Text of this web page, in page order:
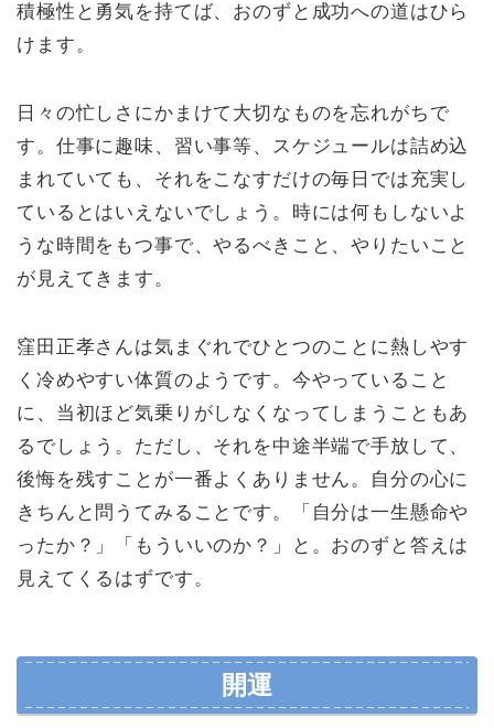
積極性と勇気を持てば、おのずと成功への道はひら
けます。
日々の忙しさにかまけて大切なものを忘れがちで
す。仕事に趣味、習い事等、スケジュールは詰め込
まれていても、それをこなすだけの毎日では充実し
ているとはいえないでしょう。時には何もしないよ
うな時間をもつ事で、やるべきこと、やりたいこと
が見えてきます。
窪田正孝さんは気まぐれでひとつのことに熱しやす
く冷めやすい体質のようです。今やっていること
に、当初ほど気乗りがしなくなってしまうこともあ
るでしょう。ただし、それを中途半端で手放して、
後悔を残すことが一番よくありません。自分の心に
きちんと問うてみることです。「自分は一生懸命や
ったか？」「もういいのか？」と。おのずと答えは
見えてくるはずです。
開運